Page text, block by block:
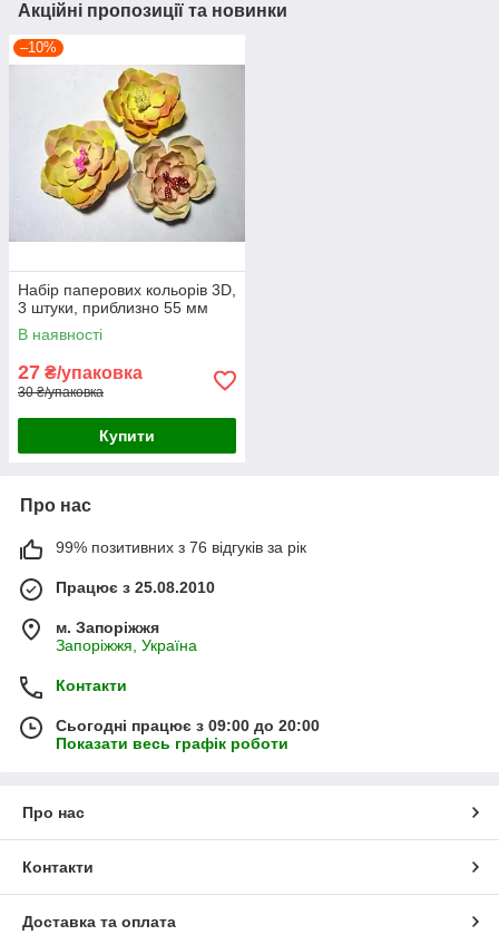
Акційні пропозиції та новинки
–10%
Набір паперових кольорів 3D,
3 штуки, приблизно 55 мм
В наявності
27 ₴/упаковка
30 ₴/упаковка
Купити
Про нас
99% позитивних з 76 відгуків за рік
Працює з 25.08.2010
м. Запоріжжя
Запоріжжя, Україна
Контакти
Сьогодні працює з 09:00 до 20:00
Показати весь графік роботи
Про нас
Контакти
Доставка та оплата